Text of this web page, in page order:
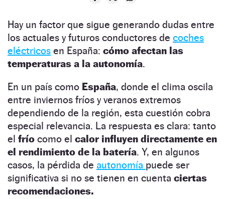
Hay un factor que sigue generando dudas entre
los actuales y futuros conductores de coches
eléctricos en España: cómo afectan las
temperaturas a la autonomía.
En un país como España, donde el clima oscila
entre inviernos fríos y veranos extremos
dependiendo de la región, esta cuestión cobra
especial relevancia. La respuesta es clara: tanto
el frío como el calor influyen directamente en
el rendimiento de la batería. Y, en algunos
casos, la pérdida de autonomía puede ser
significativa si no se tienen en cuenta ciertas
recomendaciones.